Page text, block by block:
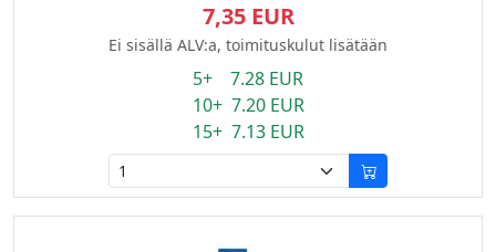
7,35 EUR
Ei sisällä ALV:a, toimituskulut lisätään
5+ 7.28 EUR
10+ 7.20 EUR
15+ 7.13 EUR